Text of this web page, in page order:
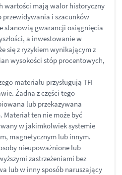
wartości mają walor historyczny
i szacunków
stanowią gwarancji osiągnięcia
a inwestowanie w
się z ryzykiem wynikającym z
wysokości stóp procentowych,
materiału przysługują TFI
Żadna z części tego
lub przekazywana
ten nie może być
w jakimkolwiek systemie
magnetycznym lub innym.
nieupoważnione lub
zastrzeżeniami bez
lub w inny sposób naruszający